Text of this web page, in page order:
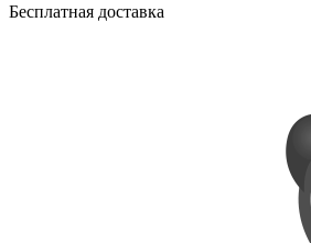
Бесплатная доставка